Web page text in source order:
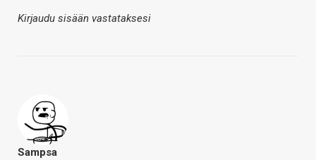
Kirjaudu sisään vastataksesi
Sampsa